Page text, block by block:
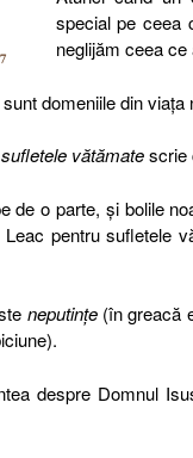
special pe ceea
neglijăm ceea
domeniile din
vătămatescrie
de o parte, şi bolile
pentru sufletele
neputinţe(în greacă
despre Domnul